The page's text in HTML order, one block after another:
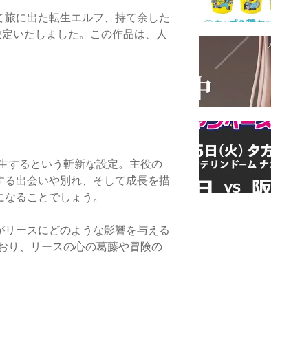
に出た転生エルフ、持て余した
いたしました。この作品は、人
するという斬新な設定。主役の
出会いや別れ、そして成長を描
ることでしょう。
ースにどのような影響を与える
り、リースの心の葛藤や冒険の